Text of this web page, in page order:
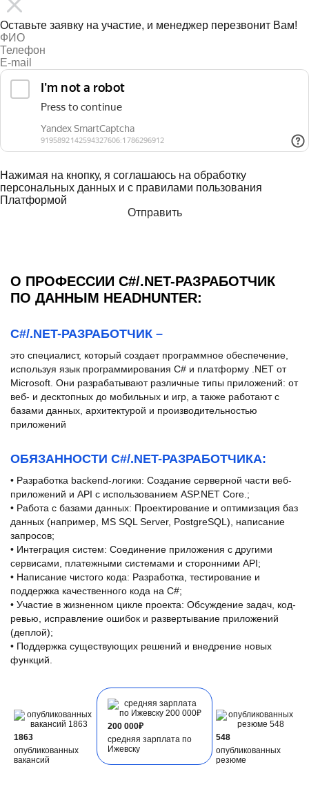
Оставьте заявку на участие, и менеджер перезвонит Вам!
Нажимая на кнопку, я соглашаюсь на обработку
персональных данных и с правилами пользования
Платформой
О ПРОФЕССИИ C#/.NET-РАЗРАБОТЧИК
ПО ДАННЫМ HEADHUNTER:
C#/.NET-РАЗРАБОТЧИК –
это специалист, который создает программное обеспечение,
используя язык программирования C# и платформу .NET от
Microsoft. Они разрабатывают различные типы приложений: от
веб- и десктопных до мобильных и игр, а также работают с
базами данных, архитектурой и производительностью
приложений
ОБЯЗАННОСТИ C#/.NET-РАЗРАБОТЧИКА:
• Разработка backend-логики: Создание серверной части веб-
приложений и API с использованием ASP.NET Core.;
• Работа с базами данных: Проектирование и оптимизация баз
данных (например, MS SQL Server, PostgreSQL), написание
запросов;
• Интеграция систем: Соединение приложения с другими
сервисами, платежными системами и сторонними API;
• Написание чистого кода: Разработка, тестирование и
поддержка качественного кода на C#;
• Участие в жизненном цикле проекта: Обсуждение задач, код-
ревью, исправление ошибок и развертывание приложений
(деплой);
• Поддержка существующих решений и внедрение новых
функций.
1863
опубликованных
вакансий
200 000₽
средняя зарплата по
Ижевску
548
опубликованных
резюме